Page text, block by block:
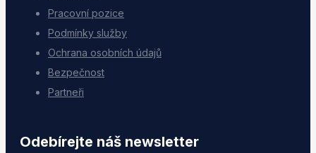
Pracovní pozice
Podmínky služby
Ochrana osobních údajů
Bezpečnost
Partneři
Odebírejte náš newsletter